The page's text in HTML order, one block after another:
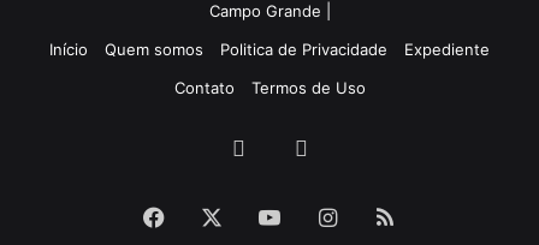
Campo Grande |
Início
Quem somos Politica de Privacidade
Expediente
Contato
Termos de Uso
Facebook
Facebook YouTubeInstagram